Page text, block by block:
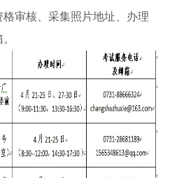
格审核、采集照片地址、办理